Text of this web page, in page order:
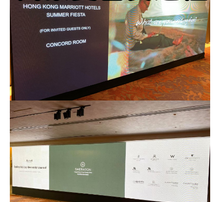
4
萬
累積簽賬滿HK$6萬有66萬積分於第
期間，進行一次任何金額的合資格
簽賬再有額外
66萬積分本地簽賬2X積分，簽賬
12萬積分 申請連結：MrMil
es.hk/ae-charge-application
88
里
賞
金
#
申請完填FormMrMiles.hk/ap-form賺多88里賞
金#❗️（由里先生派出🎯38新會員+成功批卡50額
es.hk/mmcredit
滙豐EveryMile卡
全新客
戶簽$2.
5萬*
全新客
戶簽$8,
000*
現有客
戶簽
$8,000
*
HSBC EveryMile
卡基本迎新
$1,250
$800 R
$200 R
C
「現金套現」 分
期計劃優惠 （≥H
月或以上還款期）
$200 R
C
不適用
高達$1,
高達$2